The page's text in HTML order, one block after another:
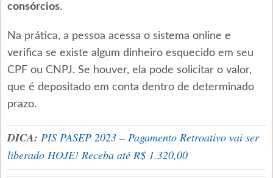
consórcios.
Na prática, a pessoa acessa o sistema online e
verifica se existe algum dinheiro esquecido em seu
CPF ou CNPJ. Se houver, ela pode solicitar o valor,
que é depositado em conta dentro de determinado
prazo.
DICA: PIS PASEP 2023 – Pagamento Retroativo vai ser
liberado HOJE! Receba até R$ 1.320,00